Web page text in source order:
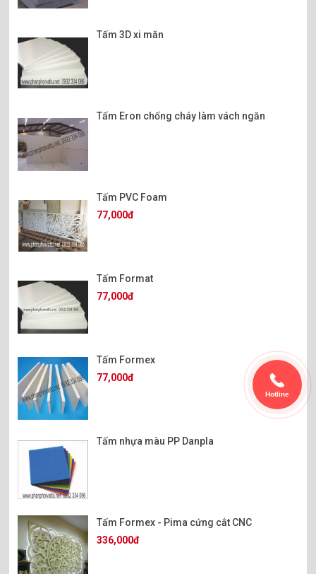
Tấm 3D xi măn
Tấm Eron chống cháy làm vách ngăn
Tấm PVC Foam
77,000đ
Tấm Format
77,000đ
Tấm Formex
77,000đ
Tấm nhựa màu PP Danpla
Tấm Formex - Pima cứng cắt CNC
336,000đ
Hotline